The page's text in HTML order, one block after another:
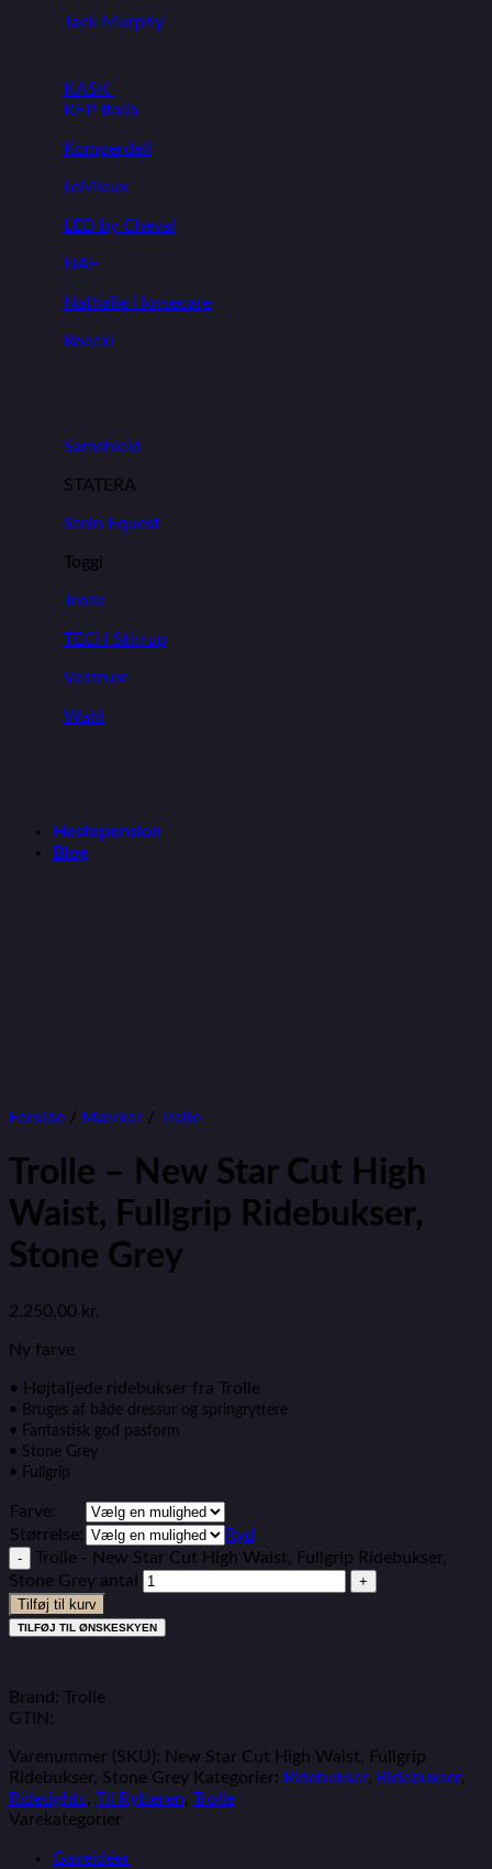
Jack Murphy
KASK
KEP Italia
Komperdell
LeMieux
LED by Cheval
NAF
Nathalie Horsecare
Roeckl
Samshield
STATERA
Stein Equest
Toggi
Trolle
TECH Stirrup
Vestrum
Wahl
Hestepension
Blog
Forside / Mærker / Trolle
Trolle – New Star Cut High
Waist, Fullgrip Ridebukser,
Stone Grey
2.250,00 kr.
Ny farve
• Højtaljede ridebukser fra Trolle
• Bruges af både dressur og springryttere
• Fantastisk god pasform
• Stone Grey
• Fullgrip
Farve:
Størrelse:
Ryd
Trolle - New Star Cut High Waist, Fullgrip Ridebukser,
Stone Grey antal
Tilføj til kurv
TILFØJ TIL ØNSKESKYEN
Brand: Trolle
GTIN:
Varenummer (SKU): New Star Cut High Waist, Fullgrip
Ridebukser, Stone Grey Kategorier: Ridebukser, Ridebukser,
Ridetights, Til Rytteren, Trolle
Varekategorier
Gaveidéer